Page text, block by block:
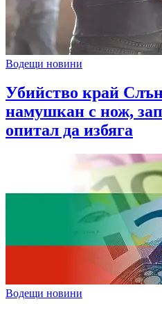
Водещи новини
Убийство край
намушкан с нож,
опитал да избяга
Водещи новини